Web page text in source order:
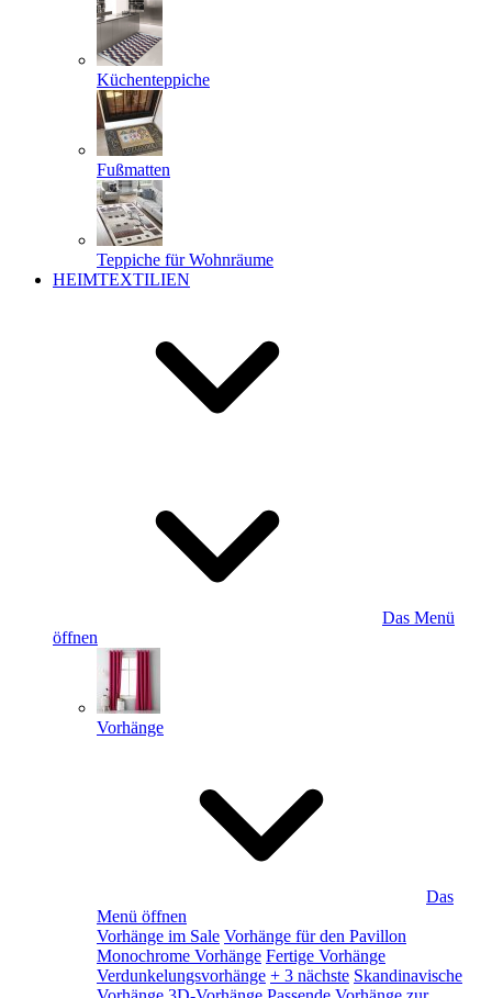
Küchenteppiche
Fußmatten
Teppiche für Wohnräume
HEIMTEXTILIEN
Das Menü
öffnen
Vorhänge
Das
Menü öffnen
Vorhänge im Sale Vorhänge für den Pavillon
Monochrome Vorhänge Fertige Vorhänge
Verdunkelungsvorhänge + 3 nächste Skandinavische